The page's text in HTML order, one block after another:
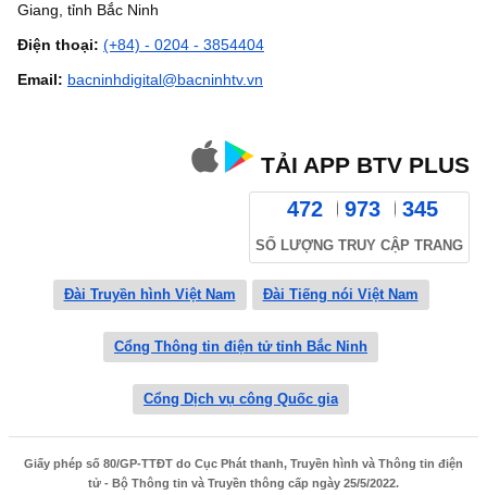
Giang, tỉnh Bắc Ninh
Điện thoại: (+84) - 0204 - 3854404
Email: bacninhdigital@bacninhtv.vn
TẢI APP BTV PLUS
472 973 345
SỐ LƯỢNG TRUY CẬP TRANG
Đài Truyền hình Việt Nam Đài Tiếng nói Việt Nam
Cổng Thông tin điện tử tỉnh Bắc Ninh
Cổng Dịch vụ công Quốc gia
Giấy phép số 80/GP-TTĐT do Cục Phát thanh, Truyền hình và Thông tin điện
tử - Bộ Thông tin và Truyền thông cấp ngày 25/5/2022.